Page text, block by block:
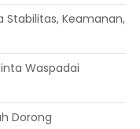
Stabilitas, Keamanan,
Waspadai
Dorong